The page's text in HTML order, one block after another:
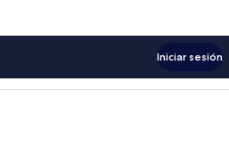
Iniciar sesión